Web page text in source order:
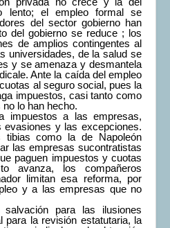
privada no crece y la del
lento; el empleo formal se
del sector gobierno han
del gobierno se reduce ; los
de amplios contingentes al
universidades, de la salud se
y se amenaza y desmantela
Ante la caída del empleo
al seguro social, pues la
impuestos, casi tanto como
lo han hecho.
impuestos a las empresas,
evasiones y las excepciones.
tibias como la de Napoleón
las empresas sucontratistas
paguen impuestos y cuotas
avanza, los compañeros
limitan esa reforma, por
y a las empresas que no
para las ilusiones
para la revisión estatutaria, la